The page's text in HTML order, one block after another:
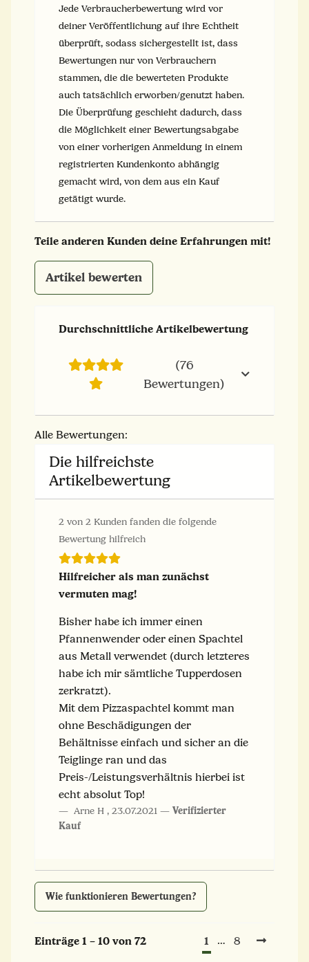
Jede Verbraucherbewertung wird vor
deiner Veröffentlichung auf ihre Echtheit
überprüft, sodass sichergestellt ist, dass
Bewertungen nur von Verbrauchern
stammen, die die bewerteten Produkte
auch tatsächlich erworben/genutzt haben.
Die Überprüfung geschieht dadurch, dass
die Möglichkeit einer Bewertungsabgabe
von einer vorherigen Anmeldung in einem
registrierten Kundenkonto abhängig
gemacht wird, von dem aus ein Kauf
getätigt wurde.
Durchschnittliche Artikelbewertung
(76
Bewertungen)
Teile anderen Kunden deine Erfahrungen mit!
Artikel bewerten
Alle Bewertungen:
Die hilfreichste
Artikelbewertung
2 von 2 Kunden fanden die folgende
Bewertung hilfreich
Hilfreicher als man zunächst
vermuten mag!
Bisher habe ich immer einen
Pfannenwender oder einen Spachtel
aus Metall verwendet (durch letzteres
habe ich mir sämtliche Tupperdosen
zerkratzt).
Mit dem Pizzaspachtel kommt man
ohne Beschädigungen der
Behältnisse einfach und sicher an die
Teiglinge ran und das
Preis-/Leistungsverhältnis hierbei ist
echt absolut Top!
Arne H , 23.07.2021
Verifizierter
Kauf
Wie funktionieren Bewertungen?
Einträge 1 – 10 von 72 1 … 8